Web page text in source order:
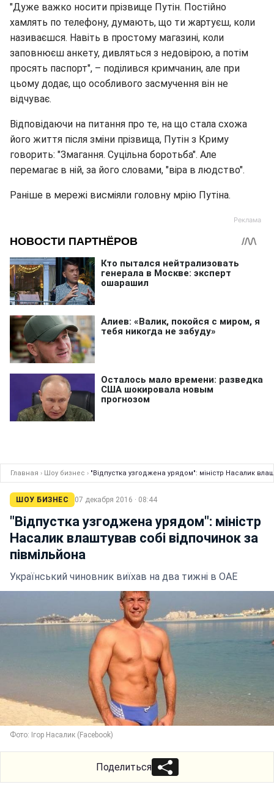
"Дуже важко носити прізвище Путін. Постійно
хамлять по телефону, думають, що ти жартуєш, коли
називаєшся. Навіть в простому магазині, коли
заповнюєш анкету, дивляться з недовірою, а потім
просять паспорт", – поділився кримчанин, але при
цьому додає, що особливого засмучення він не
відчуває.
Відповідаючи на питання про те, на що стала схожа
його життя після зміни прізвища, Путін з Криму
говорить: "Змагання. Суцільна боротьба". Але
перемагає в ній, за його словами, "віра в людство".
Раніше в мережі висміяли головну мрію Путіна.
Главная › Шоу бизнес › "Відпустка узгоджена урядом": міністр Насалик
ШОУ БИЗНЕС 07 декабря 2016 · 08:44
"Відпустка узгоджена урядом": міністр
Насалик влаштував собі відпочинок за
півмільйона
Український чиновник виїхав на два тижні в ОАЕ
Фото: Ігор Насалик (Facebook)
Поделиться